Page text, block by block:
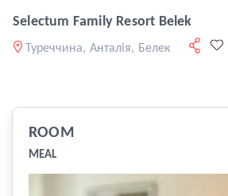
Selectum Family Resort Belek
Туреччина, Анталія, Белек
ROOM
MEAL